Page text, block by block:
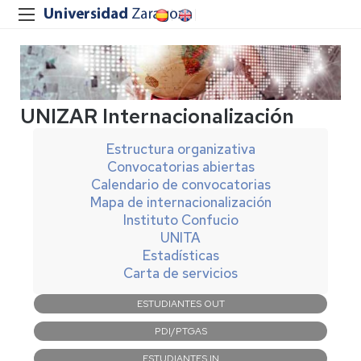
UNIZAR Internacionalización
Estructura organizativa
Convocatorias abiertas
Calendario de convocatorias
Mapa de internacionalización
Instituto Confucio
UNITA
Estadísticas
Carta de servicios
Navegación
principal
ESTUDIANTES OUT
PDI/PTGAS
ESTUDIANTES IN